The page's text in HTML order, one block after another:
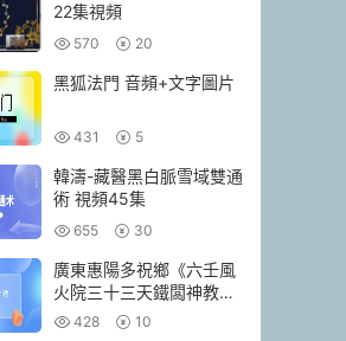
22集視頻
570 20
黑狐法門 音頻+文字圖片
431 5
韓濤-藏醫黑白脈雪域雙通
術 視頻45集
655 30
廣東惠陽多祝鄉《六壬風
火院三十三天鐵闆神教》
4本pdf
428 10